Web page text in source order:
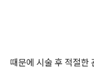
때문에 시술 후 적절한